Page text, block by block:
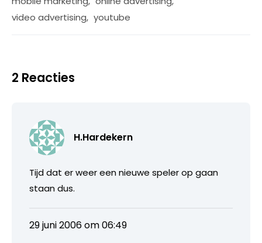
video advertising, youtube
2 Reacties
H.Hardekern
Tijd dat er weer een nieuwe speler op gaan
staan dus.
29 juni 2006 om 06:49